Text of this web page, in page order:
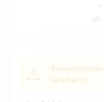
Benachrichtigen
lieferbar ist.